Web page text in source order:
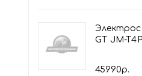
GT JM-
45990р.